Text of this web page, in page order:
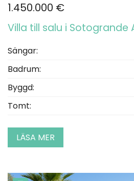
1.450.000 €
Villa till salu i Sotogrande
Sängar:
Badrum:
Byggd:
Tomt:
LÄSA MER